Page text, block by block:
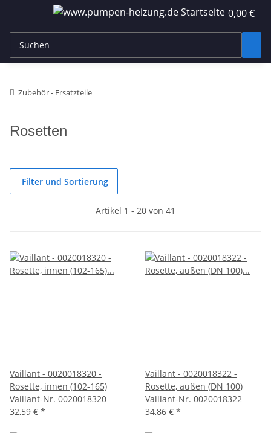
0,00 €
Zubehör - Ersatzteile
Rosetten
Filter und Sortierung
Artikel 1 - 20 von 41
Vaillant - 0020018320 -
Rosette, innen (102-165)
Vaillant-Nr. 0020018320
32,59 € *
Vaillant - 0020018322 -
Rosette, außen (DN 100)
Vaillant-Nr. 0020018322
34,86 € *